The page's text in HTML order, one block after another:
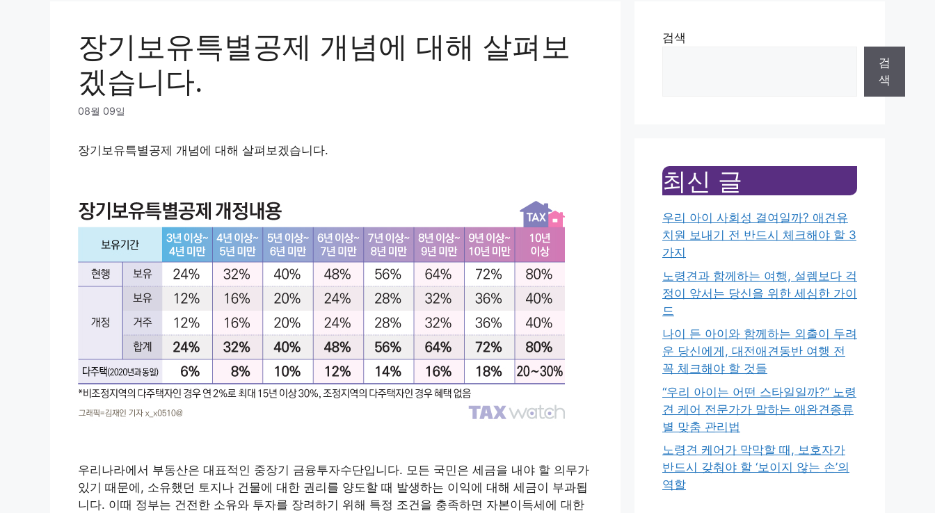
장기보유특별공제 개념에 대해 살펴보
겠습니다.
08월 09일
장기보유특별공제 개념에 대해 살펴보겠습니다.
우리나라에서 부동산은 대표적인 중장기 금융투자수단입니다. 모든 국민은 세금을 내야 할 의무가
있기 때문에, 소유했던 토지나 건물에 대한 권리를 양도할 때 발생하는 이익에 대해 세금이 부과됩
니다. 이때 정부는 건전한 소유와 투자를 장려하기 위해 특정 조건을 충족하면 자본이득세에 대한
검색
검
색
최신 글
우리 아이 사회성 결여일까? 애견유
치원 보내기 전 반드시 체크해야 할 3
가지
노령견과 함께하는 여행, 설렘보다 걱
정이 앞서는 당신을 위한 세심한 가이
드
나이 든 아이와 함께하는 외출이 두려
운 당신에게, 대전애견동반 여행 전
꼭 체크해야 할 것들
“우리 아이는 어떤 스타일일까?” 노령
견 케어 전문가가 말하는 애완견종류
별 맞춤 관리법
노령견 케어가 막막할 때, 보호자가
반드시 갖춰야 할 ‘보이지 않는 손’의
역할